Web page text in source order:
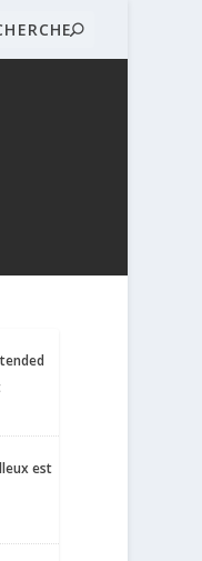
est